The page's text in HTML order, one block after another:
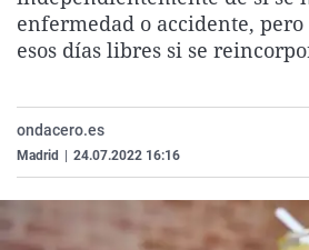
enfermedad o accidente, pero
esos días libres si se
ondacero.es
Madrid 24.07.2022 16:16